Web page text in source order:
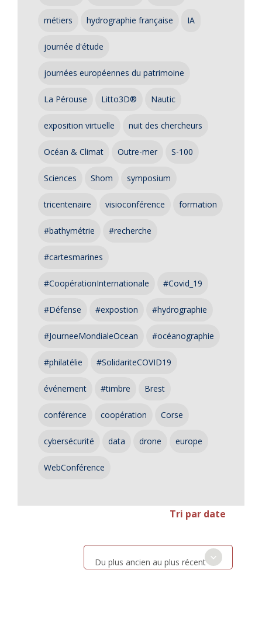
métiers hydrographie française IA
journée d'étude
journées européennes du patrimoine
La Pérouse Litto3D® Nautic
exposition virtuelle nuit des chercheurs
Océan & Climat Outre-mer S-100
Sciences Shom symposium
tricentenaire visioconférence formation
#bathymétrie #recherche
#cartesmarines
#CoopérationInternationale #Covid_19
#Défense #expostion #hydrographie
#JourneeMondialeOcean #océanographie
#philatélie #SolidariteCOVID19
événement #timbre Brest
conférence coopération Corse
cybersécurité data drone europe
WebConférence
Tri par date
Du plus ancien au plus récent